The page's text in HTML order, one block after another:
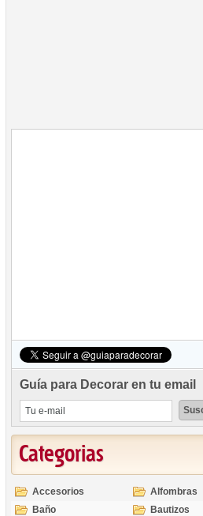
Guía para Decorar en tu email
Categorias
Accesorios
Alfombras
Baño
Bautizos